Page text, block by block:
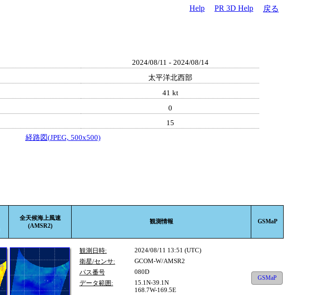
Help PR 3D Help 戻る
2024/08/11 - 2024/08/14
太平洋北西部
41 kt
0
15
経路図(JPEG, 500x500)
全天候海上風速
(AMSR2)
観測情報 GSMaP
観測日時:
2024/08/11 13:51 (UTC)
衛星/センサ:
GCOM-W/AMSR2
パス番号
080D
データ範囲:
15.1N-39.1N
168.7W-169.5E
GSMaP